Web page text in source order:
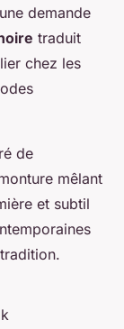
demande
traduit
chez les
de
mêlant
et subtil